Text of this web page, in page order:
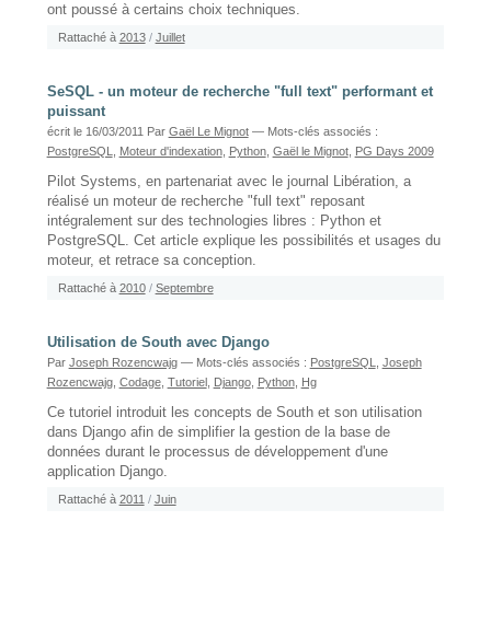
ont poussé à certains choix techniques.
Rattaché à 2013 / Juillet
SeSQL - un moteur de recherche "full text" performant et
puissant
écrit le 16/03/2011 Par Gaël Le Mignot — Mots-clés associés :
PostgreSQL
Moteur d'indexation, Python, Gaël le Mignot, PG Days 2009
Pilot Systems, en partenariat avec le journal Libération, a
réalisé un moteur de recherche "full text" reposant
intégralement sur des technologies libres : Python et
PostgreSQL. Cet article explique les possibilités et usages du
moteur, et retrace sa conception.
Rattaché à 2010 / Septembre
Utilisation de South avec Django
Par Joseph Rozencwajg — Mots-clés associés : PostgreSQL
Joseph
Rozencwajg, Codage, Tutoriel, Django, Python, Hg
Ce tutoriel introduit les concepts de South et son utilisation
dans Django afin de simplifier la gestion de la base de
données durant le processus de développement d'une
application Django.
Rattaché à 2011 / Juin